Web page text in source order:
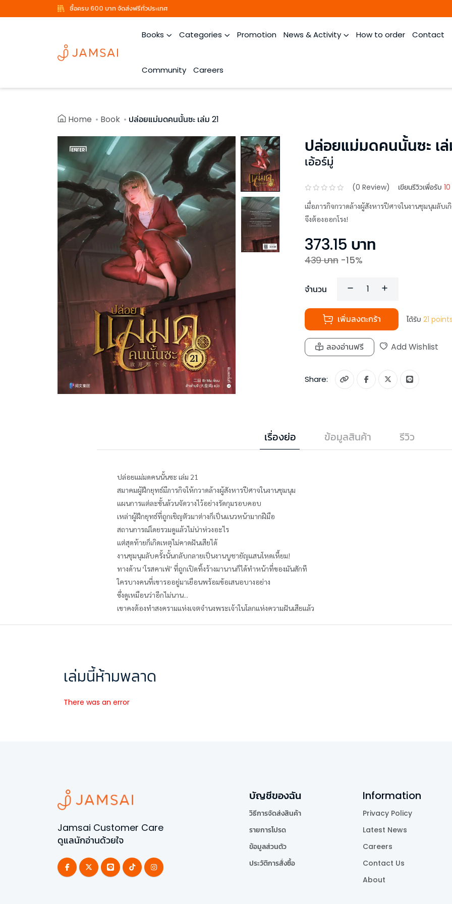
ซื้อครบ 600 บาท จัดส่งฟรีทั่วประเทศ
Books Categories Promotion News & Activity How to order Contact
Community Careers
Home Book ปล่อยแม่มดคนนั้นซะ เล่ม 21
ปล่อยแม่มดคนนั้นซะ เล่
เอ้อร์มู่
(0 Review) เขียนรีวิวเพื่อรับ
เมื่อภารกิจกวาดล้างผู้สังหารปีศาจในงานชุมนุมลับ
จึงต้องออกโรง!
373.15 บาท
439บาท -15%
จำนวน
เพิ่มลงตะกร้า ได้รับ 21 points
ลองอ่านฟรี Add Wishlist
Share:
เรื่องย่อ ข้อมูลสินค้า รีวิว
ปล่อยแม่มดคนนั้นซะ เล่ม 21
สมาคมผู้ฝึกยุทธ์มีภารกิจให้กวาดล้างผู้สังหารปีศาจในงานชุมนุม
แผนการแต่ละขั้นล้วนจัดวางไว้อย่างรัดกุมรอบคอบ
เหล่าผู้ฝึกยุทธ์ที่ถูกเชิญตัวมาต่างก็เป็นแนวหน้ามากฝีมือ
สถานการณ์โดยรวมดูแล้วไม่น่าห่วงอะไร
แต่สุดท้ายก็เกิดเหตุไม่คาดฝันเสียได้
งานชุมนุมลับครั้งนั้นกลับกลายเป็นงานบูชายัญแสนโหดเหี้ยม!
ทางด้าน ‘โรสคาเฟ่’ ที่ถูกเปิดทิ้งร้างมานานก็ได้ทำหน้าที่ของมันสักที
ใครบางคนที่เขารออยู่มาเยือนพร้อมข้อเสนอบางอย่าง
ซึ่งดูเหมือนว่าอีกไม่นาน...
เขาคงต้องทำสงครามแห่งเจตจำนงพระเจ้าในโลกแห่งความฝันเสียแล้ว
เล่มนี้ห้ามพลาด
There was an error
Jamsai Customer Care
ดูแลนักอ่านด้วยใจ
บัญชีของฉัน
วิธีการจัดส่งสินค้า
รายการโปรด
ข้อมูลส่วนตัว
ประวัติการสั่งซื้อ
Information
Privacy Policy
Latest News
Careers
Contact Us
About